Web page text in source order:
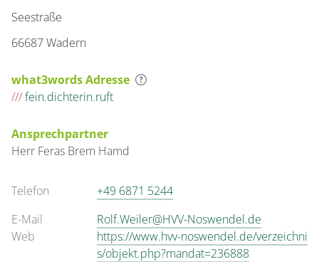
Seestraße
66687 Wadern
what3words Adresse
///fein.dichterin.ruft
Ansprechpartner
Herr Feras Brem Hamd
Telefon
+49 6871 5244
E-Mail
Rolf.Weiler@HVV-Noswendel.de
Web
https://www.hvv-noswendel.de/verzeichni
s/objekt.php?mandat=236888